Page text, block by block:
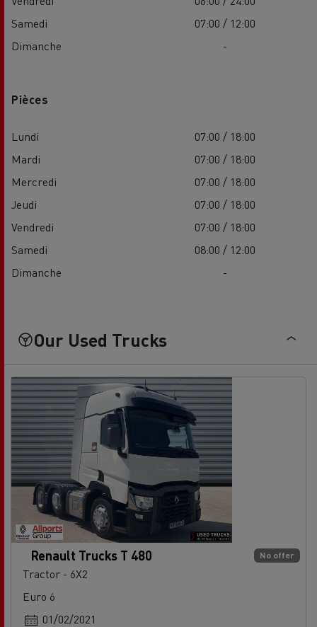
Samedi
07:00 / 12:00
Dimanche
-
Pièces
Lundi
07:00 / 18:00
Mardi
07:00 / 18:00
Mercredi
07:00 / 18:00
Jeudi
07:00 / 18:00
Vendredi
07:00 / 18:00
Samedi
08:00 / 12:00
Dimanche
-
Our Used Trucks
No offer
Renault Trucks T 480
Tractor - 6X2
Euro 6
01/02/2021